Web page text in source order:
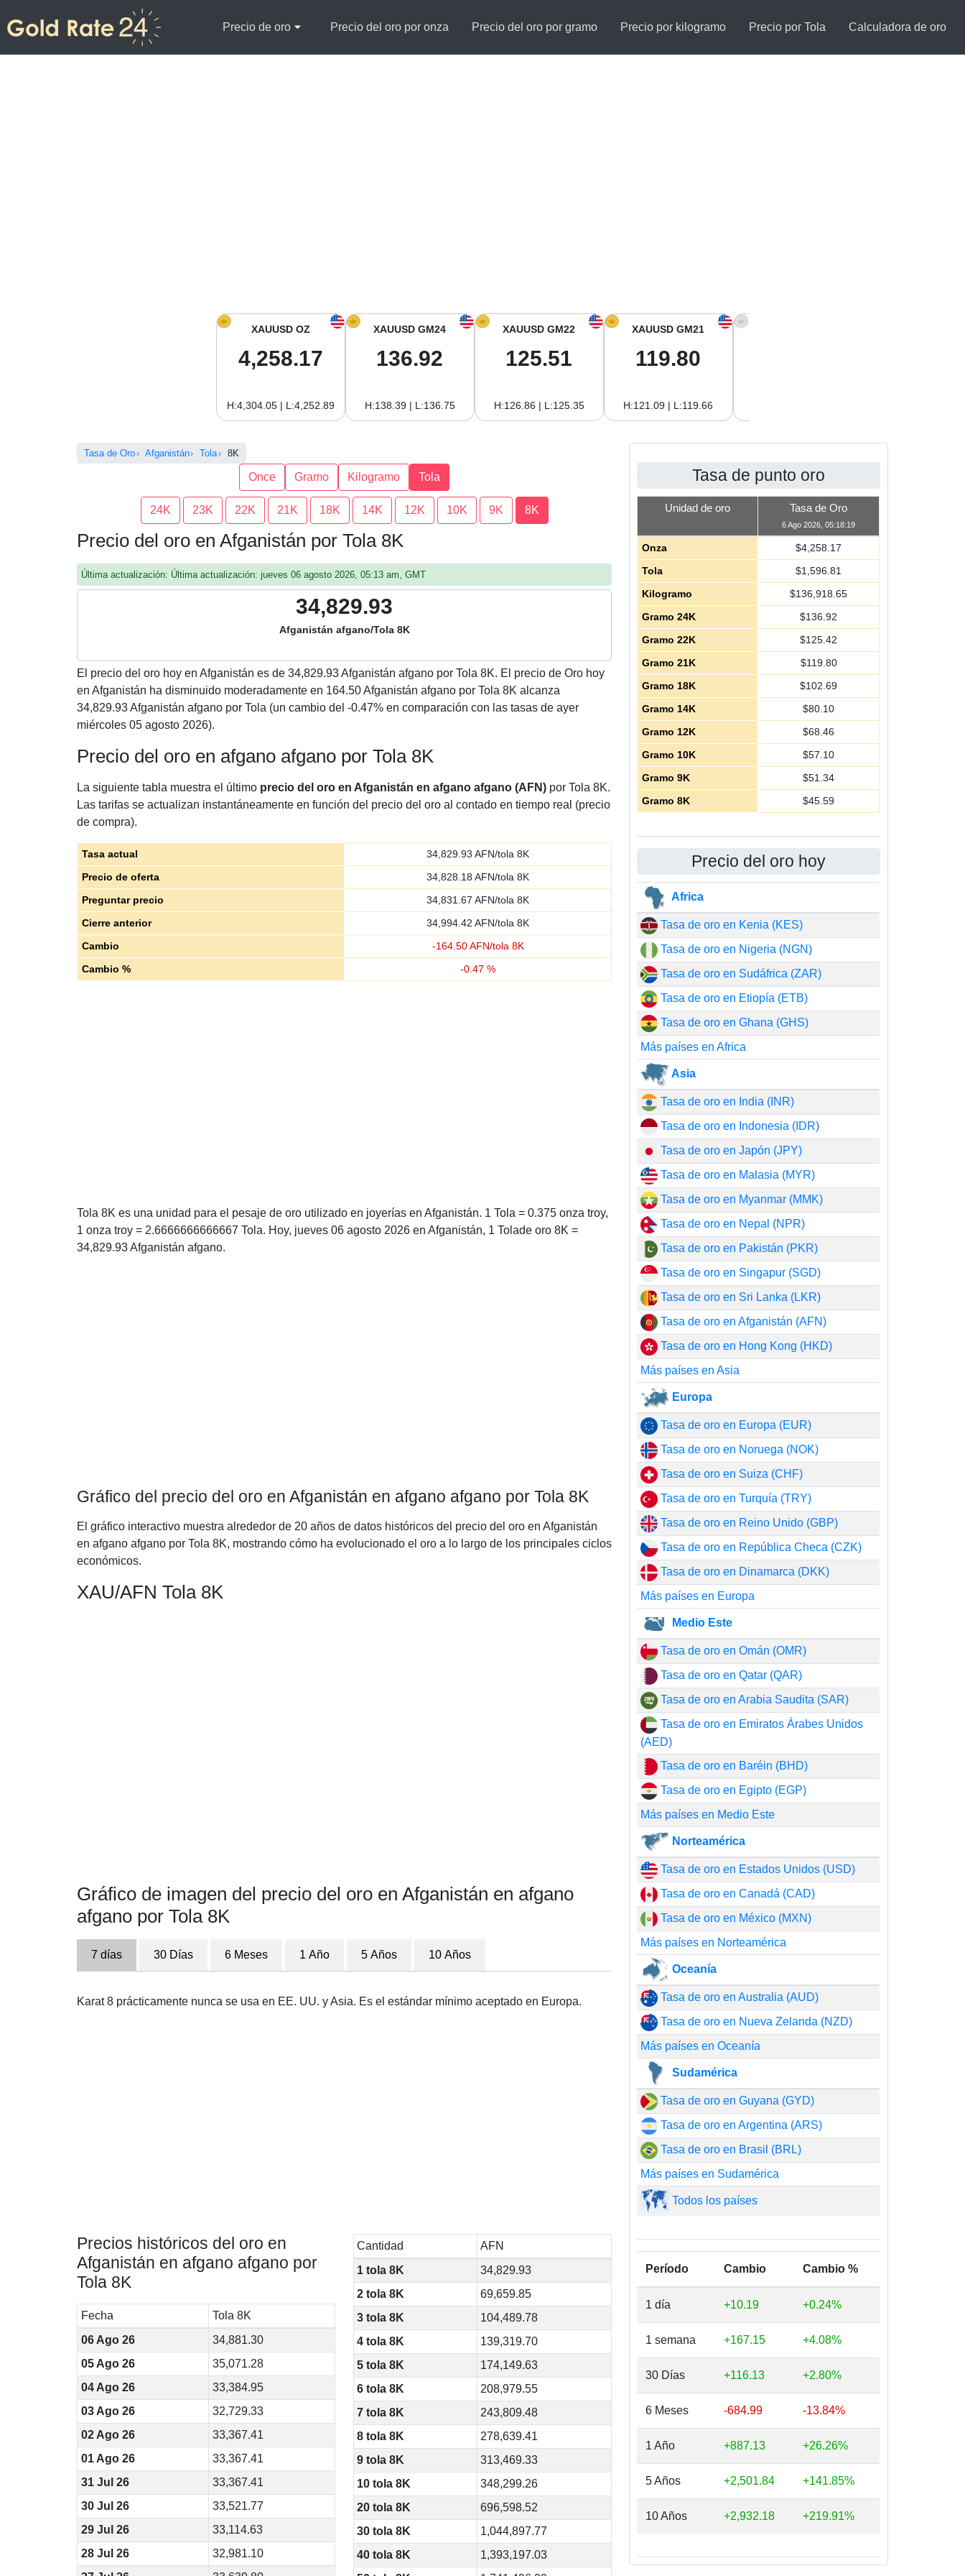
Precio de oro Precio del oro por onza Precio del oro por gramo Precio por kilogramo Precio por Tola Calculadora de oro
XAUUSD OZ
4,258.17
H:4,304.05 | L:4,252.89
XAUUSD GM24
136.92
H:138.39 | L:136.75
XAUUSD GM22
125.51
H:126.86 | L:125.35
XAUUSD GM21
119.80
H:121.09 | L:119.66
Tasa de Oro Afganistán Tola 8K
Once Gramo Kilogramo Tola
24K 23K 22K 21K 18K 14K 12K 10K 9K 8K
Precio del oro en Afganistán por Tola 8K
Última actualización: Última actualización: jueves 06 agosto 2026, 05:13 am, GMT
34,829.93
Afganistán afgano/Tola 8K
El precio del oro hoy en Afganistán es de 34,829.93Afganistán afgano por Tola 8K. El precio de Oro hoy
en Afganistán ha disminuido moderadamente en 164.50 Afganistán afgano por Tola 8K alcanza
34,829.93 Afganistán afgano por Tola (un cambio del -0.47% en comparación con las tasas de ayer
miércoles 05 agosto 2026).
Precio del oro en afgano afgano por Tola 8K
La siguiente tabla muestra el último precio del oro en Afganistán en afgano afgano (AFN) por Tola 8K.
Las tarifas se actualizan instantáneamente en función del precio del oro al contado en tiempo real (precio
de compra).
Tasa actual 34,829.93 AFN/tola 8K
Precio de oferta
34,828.18 AFN/tola 8K
Preguntar precio
34,831.67 AFN/tola 8K
Cierre anterior
34,994.42 AFN/tola 8K
Cambio
-164.50AFN/tola 8K
Cambio %
-0.47 %
Tola 8K es una unidad para el pesaje de oro utilizado en joyerías en Afganistán. 1 Tola = 0.375 onza troy,
1 onza troy = 2.6666666666667 Tola. Hoy, jueves 06 agosto 2026 en Afganistán, 1 Tolade oro 8K =
34,829.93 Afganistán afgano.
Gráfico del precio del oro en Afganistán en afgano afgano por Tola 8K
El gráfico interactivo muestra alrededor de 20 años de datos históricos del precio del oro en Afganistán
en afgano afgano por Tola 8K, mostrando cómo ha evolucionado el oro a lo largo de los principales ciclos
económicos.
XAU/AFN Tola 8K
Gráfico de imagen del precio del oro en Afganistán en afgano
afgano por Tola 8K
7 días 30 Días 6 Meses 1 Año 5 Años 10 Años
Karat 8 prácticamente nunca se usa en EE. UU. y Asia. Es el estándar mínimo aceptado en Europa.
Precios históricos del oro en
Afganistán en afgano afgano por
Tola 8K
Fecha
Tola 8K
06 Ago 26
34,881.30
05 Ago 26
35,071.28
04 Ago 26
33,384.95
03 Ago 26
32,729.33
02 Ago 26
33,367.41
01 Ago 26
33,367.41
31 Jul 26
33,367.41
30 Jul 26
33,521.77
29 Jul 26
33,114.63
28 Jul 26
32,981.10
Cantidad
AFN
1 tola 8K
34,829.93
2 tola 8K
69,659.85
3 tola 8K
104,489.78
4 tola 8K
139,319.70
5 tola 8K
174,149.63
6 tola 8K
208,979.55
7 tola 8K
243,809.48
8 tola 8K
278,639.41
9 tola 8K
313,469.33
10 tola 8K
348,299.26
20 tola 8K
696,598.52
30 tola 8K
1,044,897.77
40 tola 8K
1,393,197.03
Tasa de punto oro
Unidad de oro Tasa de Oro
6 Ago 2026, 05:18:19
Onza $4,258.17
Tola
$1,596.81
Kilogramo
$136,918.65
Gramo 24K
$136.92
Gramo 22K
$125.42
Gramo 21K
$119.80
Gramo 18K
$102.69
Gramo 14K
$80.10
Gramo 12K
$68.46
Gramo 10K
$57.10
Gramo 9K
$51.34
Gramo 8K
$45.59
Precio del oro hoy
Africa
Tasa de oro en Kenia (KES)
Tasa de oro en Nigeria (NGN)
Tasa de oro en Sudáfrica (ZAR)
Tasa de oro en Etiopía (ETB)
Tasa de oro en Ghana (GHS)
Más países en Africa
Asia
Tasa de oro en India (INR)
Tasa de oro en Indonesia (IDR)
Tasa de oro en Japón (JPY)
Tasa de oro en Malasia (MYR)
Tasa de oro en Myanmar (MMK)
Tasa de oro en Nepal (NPR)
Tasa de oro en Pakistán (PKR)
Tasa de oro en Singapur (SGD)
Tasa de oro en Sri Lanka (LKR)
Tasa de oro en Afganistán (AFN)
Tasa de oro en Hong Kong (HKD)
Más países en Asia
Europa
Tasa de oro en Europa (EUR)
Tasa de oro en Noruega (NOK)
Tasa de oro en Suiza (CHF)
Tasa de oro en Turquía (TRY)
Tasa de oro en Reino Unido (GBP)
Tasa de oro en República Checa (CZK)
Tasa de oro en Dinamarca (DKK)
Más países en Europa
Medio Este
Tasa de oro en Omán (OMR)
Tasa de oro en Qatar (QAR)
Tasa de oro en Arabia Saudita (SAR)
Tasa de oro en Emiratos Árabes Unidos
(AED)
Tasa de oro en Baréin (BHD)
Tasa de oro en Egipto (EGP)
Más países en Medio Este
Norteamérica
Tasa de oro en Estados Unidos (USD)
Tasa de oro en Canadá (CAD)
Tasa de oro en México (MXN)
Más países en Norteamérica
Oceanía
Tasa de oro en Australia (AUD)
Tasa de oro en Nueva Zelanda (NZD)
Más países en Oceanía
Sudamérica
Tasa de oro en Guyana (GYD)
Tasa de oro en Argentina (ARS)
Tasa de oro en Brasil (BRL)
Más países en Sudamérica
Todos los países
Período Cambio Cambio %
1 día +10.19 +0.24%
1 semana +167.15 +4.08%
30 Días +116.13 +2.80%
6 Meses -684.99 -13.84%
1 Año +887.13 +26.26%
5 Años +2,501.84 +141.85%
10 Años +2,932.18 +219.91%